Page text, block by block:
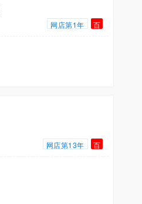
网店第1年 百
网店第13年 百